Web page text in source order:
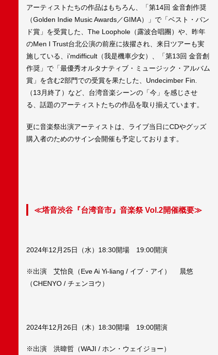
アーティストたちの作品はもちろん、「第14回 金音創作奨
（Golden Indie Music Awards／GIMA）」で「ベスト・バン
ド賞」を受賞した、The Loophole（露波合唱團）や、昨年
のMen I Trust台北公演の前座に抜擢され、来日ツアーも実
施している、i’mdifficult（我是機車少女）、「第13回 金音創
作奨」で「最優秀オルタナティブ・ミュージック・アルバム
賞」を含む2部門での受賞を果たした、Undecimber Fin.
（13月終了）など、台湾音楽シーンの「今」を感じさせ
る、話題のアーティストたちの作品を取り揃えています。
更に音楽祭出演アーティストは、ライブ当日にCDやグッズ
購入者のためのサイン会開催も予定しております。
≪塔音渋谷『台湾音市』音楽祭 Vol.2開催概要≫
2024年12月25日（水）18:30開場 19:00開演
※出演 艾怡良（Eve Ai Yi-liang / イブ・アイ） 晨悠
（CHENYO / チェンヨウ）
2024年12月26日（木）18:30開場 19:00開演
※出演 洪暐哲（WAJI / ホン・ウェイジョー）